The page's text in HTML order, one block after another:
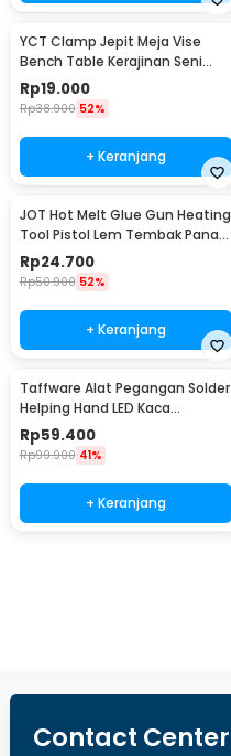
YCT Clamp Jepit Meja Vise
Bench Table Kerajinan Seni
Perhiasan 25mm - QST
Rp19.000
Rp38.900 52%
+ Keranjang
JOT Hot Melt Glue Gun Heating
Tool Pistol Lem Tembak Panas
20W - QT-302
Rp24.700
Rp50.900 52%
+ Keranjang
Taffware Alat Pegangan Solder
Helping Hand LED Kaca
Pembesar 3.5X - TE-801
Rp59.400
Rp99.900 41%
+ Keranjang
Contact Center